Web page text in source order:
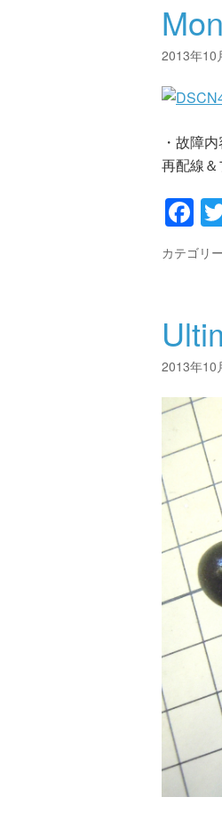
2013年10
・故障
再配線
カテゴリ
2013年10